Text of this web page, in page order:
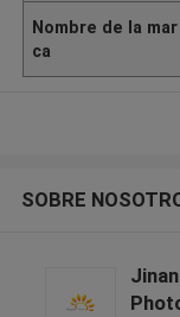
Nombre de la mar
ca
SOBRE